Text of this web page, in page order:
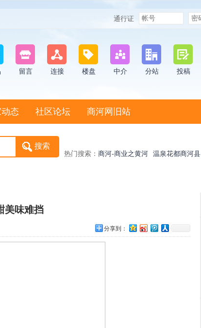
通行证
留言 连接 楼盘 中介 分站 投稿
态 社区论坛 商河网旧站
热门搜索： 商河-商业之黄河 温泉花都商河县
美味难挡
分享到：